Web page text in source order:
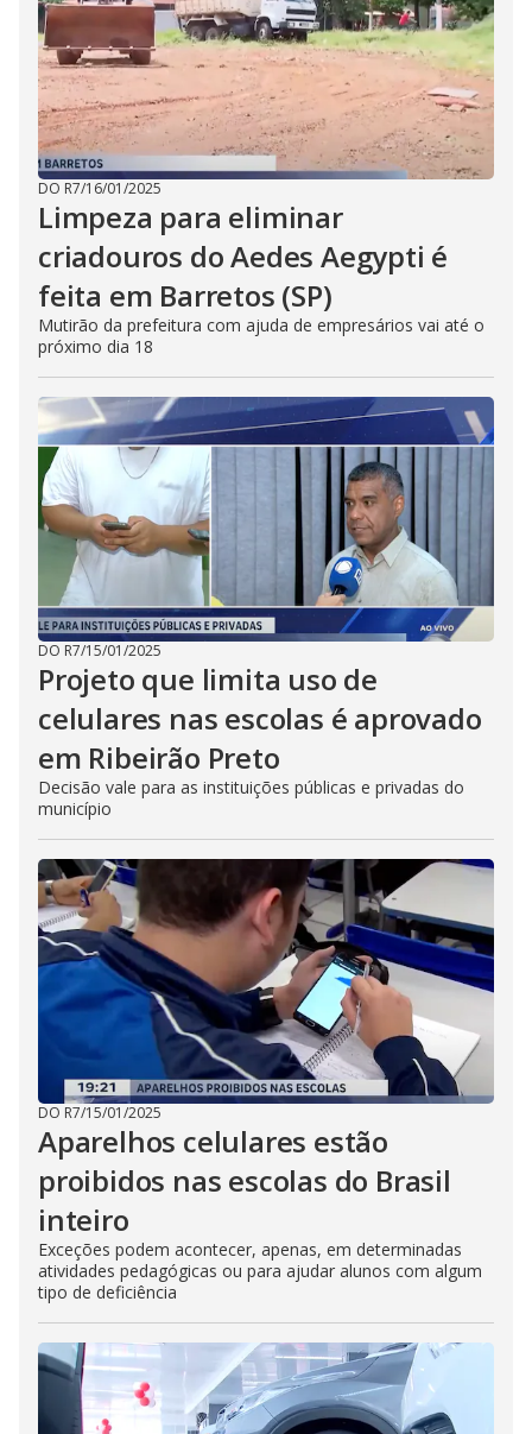
DO R7/16/01/2025
Limpeza para eliminar
criadouros do Aedes Aegypti é
feita em Barretos (SP)
Mutirão da prefeitura com ajuda de empresários vai até o
próximo dia 18
DO R7/15/01/2025
Projeto que limita uso de
celulares nas escolas é aprovado
em Ribeirão Preto
Decisão vale para as instituições públicas e privadas do
município
DO R7/15/01/2025
Aparelhos celulares estão
proibidos nas escolas do Brasil
inteiro
Exceções podem acontecer, apenas, em determinadas
atividades pedagógicas ou para ajudar alunos com algum
tipo de deficiência